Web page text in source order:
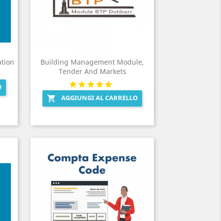
Building Management Module,
Tender And Markets
 AGGIUNGI AL CARRELLO
Anteprima